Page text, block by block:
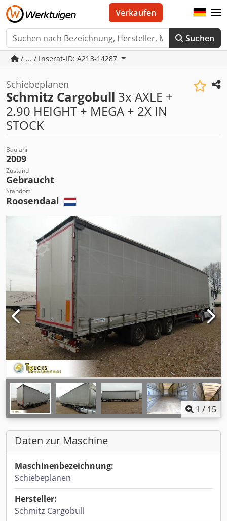
Suchen
Verkaufen
/ ... / Inserat-ID: A213-14287
Schiebeplanen
Schmitz Cargobull 3x AXLE +
2.90 HEIGHT + MEGA + 2X IN
STOCK
Baujahr
2009
Zustand
Gebraucht
Standort
Roosendaal
1 / 15
Daten zur Maschine
Maschinenbezeichnung:
Schiebeplanen
Hersteller:
Schmitz Cargobull